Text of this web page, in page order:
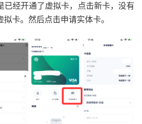
已经开通了虚拟卡，点击新卡，没有
卡。然后点击申请实体卡。